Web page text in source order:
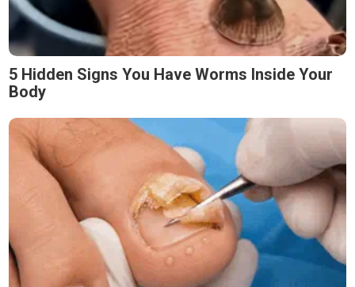
5 Hidden Signs You Have Worms Inside Your
Body